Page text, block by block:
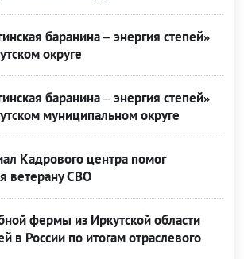
баранина – энергия степей»
округе
баранина – энергия степей»
муниципальном округе
Кадрового центра помог
ветерану СВО
фермы из Иркутской области
в России по итогам отраслевого